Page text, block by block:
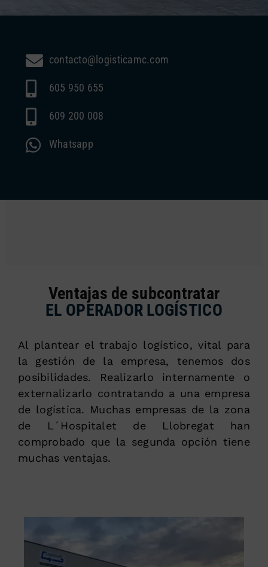
contacto@logisticamc.com
605 950 655
609 200 008
Whatsapp
Ventajas de subcontratar
EL OPERADOR LOGÍSTICO
Al plantear el trabajo logístico, vital para
la gestión de la empresa, tenemos dos
posibilidades. Realizarlo internamente o
externalizarlo contratando a una empresa
de logística. Muchas empresas de la zona
de L´Hospitalet de Llobregat han
comprobado que la segunda opción tiene
muchas ventajas.